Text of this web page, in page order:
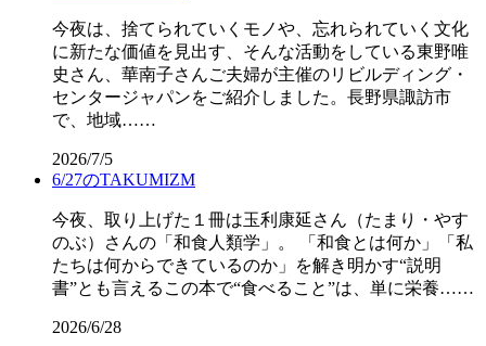
今夜は、捨てられていくモノや、忘れられていく文化
に新たな価値を見出す、そんな活動をしている東野唯
史さん、華南子さんご夫婦が主催のリビルディング・
センタージャパンをご紹介しました。長野県諏訪市
で、地域……
2026/7/5
6/27のTAKUMIZM
今夜、取り上げた１冊は玉利康延さん（たまり・やす
のぶ）さんの「和食人類学」。 「和食とは何か」「私
たちは何からできているのか」を解き明かす“説明
書”とも言えるこの本で“食べること”は、単に栄養……
2026/6/28